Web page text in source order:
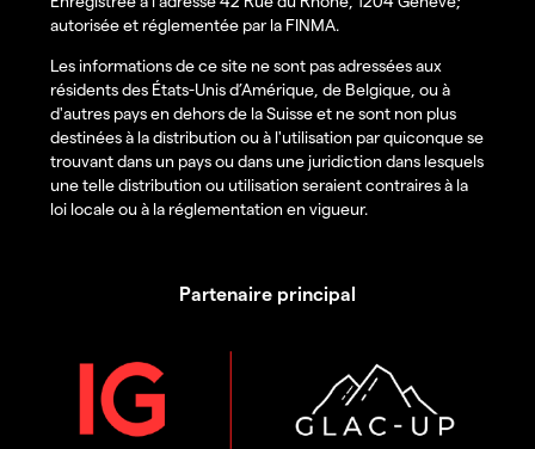
autorisée et réglementée par la FINMA.
Les informations de ce site ne sont pas adressées aux
résidents des États-Unis d’Amérique, de Belgique, ou à
d'autres pays en dehors de la Suisse et ne sont non plus
destinées à la distribution ou à l'utilisation par quiconque se
trouvant dans un pays ou dans une juridiction dans lesquels
une telle distribution ou utilisation seraient contraires à la
loi locale ou à la réglementation en vigueur.
Partenaire principal